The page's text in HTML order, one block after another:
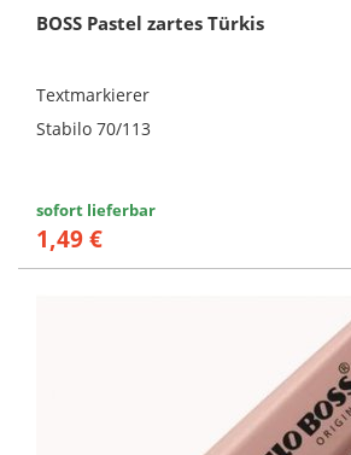
BOSS Pastel zartes Türkis
Textmarkierer
Stabilo 70/113
sofort lieferbar
1,49 €